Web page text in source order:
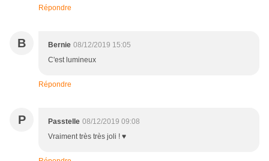
Répondre
B Bernie 08/12/2019 15:05
C'est lumineux
Répondre
P Passtelle 08/12/2019 09:08
Vraiment très très joli ! ♥